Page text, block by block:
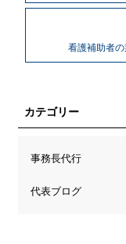
看護補助者の
カテゴリー
事務長代行
代表ブログ